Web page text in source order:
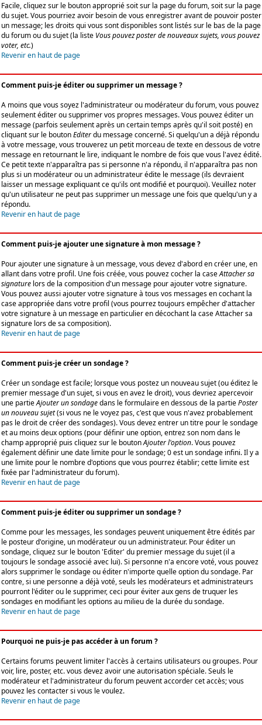
Facile, cliquez sur le bouton approprié soit sur la page du forum, soit sur la page
du sujet. Vous pourriez avoir besoin de vous enregistrer avant de pouvoir poster
un message; les droits qui vous sont disponibles sont listés sur le bas de la page
du forum ou du sujet (la liste Vous pouvez poster de nouveaux sujets, vous pouvez
voter, etc.)
Revenir en haut de page
Comment puis-je éditer ou supprimer un message ?
A moins que vous soyez l'administrateur ou modérateur du forum, vous pouvez
seulement éditer ou supprimer vos propres messages. Vous pouvez éditer un
message (parfois seulement après un certain temps après qu'il soit posté) en
cliquant sur le boutonEditerdu message concerné. Si quelqu'un a déjà répondu
à votre message, vous trouverez un petit morceau de texte en dessous de votre
message en retournant le lire, indiquant le nombre de fois que vous l'avez édité.
Ce petit texte n'apparaîtra pas si personne n'a répondu, il n'apparaîtra pas non
plus si un modérateur ou un administrateur édite le message (ils devraient
laisser un message expliquant ce qu'ils ont modifié et pourquoi). Veuillez noter
qu'un utilisateur ne peut pas supprimer un message une fois que quelqu'un y a
répondu.
Revenir en haut de page
Comment puis-je ajouter une signature à mon message ?
Pour ajouter une signature à un message, vous devez d'abord en créer une, en
allant dans votre profil. Une fois créée, vous pouvez cocher la caseAttacher sa
signature lors de la composition d'un message pour ajouter votre signature.
Vous pouvez aussi ajouter votre signature à tous vos messages en cochant la
case appropriée dans votre profil (vous pourrez toujours empêcher d'attacher
votre signature à un message en particulier en décochant la case Attacher sa
signature lors de sa composition).
Revenir en haut de page
Comment puis-je créer un sondage ?
Créer un sondage est facile; lorsque vous postez un nouveau sujet (ou éditez le
premier message d'un sujet, si vous en avez le droit), vous devriez apercevoir
une partieAjouter un sondagedans le formulaire en dessous de la partiePoster
un nouveau sujet(si vous ne le voyez pas, c'est que vous n'avez probablement
pas le droit de créer des sondages). Vous devez entrer un titre pour le sondage
et au moins deux options (pour définir une option, entrez son nom dans le
champ approprié puis cliquez sur le boutonAjouter l'option. Vous pouvez
également définir une date limite pour le sondage; 0 est un sondage infini. Il y a
une limite pour le nombre d'options que vous pourrez établir; cette limite est
fixée par l'administrateur du forum).
Revenir en haut de page
Comment puis-je éditer ou supprimer un sondage ?
Comme pour les messages, les sondages peuvent uniquement être édités par
le posteur d'origine, un modérateur ou un administrateur. Pour éditer un
sondage, cliquez sur le bouton 'Editer' du premier message du sujet (il a
toujours le sondage associé avec lui). Si personne n'a encore voté, vous pouvez
alors supprimer le sondage ou éditer n'importe quelle option du sondage. Par
contre, si une personne a déjà voté, seuls les modérateurs et administrateurs
pourront l'éditer ou le supprimer, ceci pour éviter aux gens de truquer les
sondages en modifiant les options au milieu de la durée du sondage.
Revenir en haut de page
Pourquoi ne puis-je pas accéder à un forum ?
Certains forums peuvent limiter l'accès à certains utilisateurs ou groupes. Pour
voir, lire, poster, etc. vous devez avoir une autorisation spéciale. Seuls le
modérateur et l'administrateur du forum peuvent accorder cet accès; vous
pouvez les contacter si vous le voulez.
Revenir en haut de page